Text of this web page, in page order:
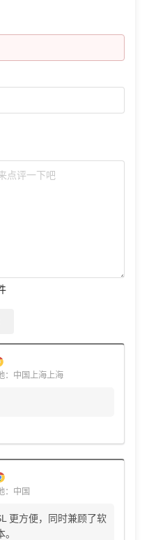
：中国上海上海
：中国
更方便，同时兼顾了软